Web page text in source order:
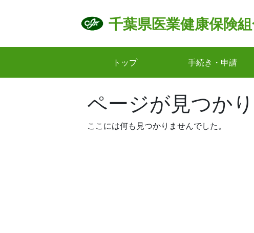
千葉県医業健康保険
トップ 手続き・申請
ページが見つかり
ここには何も見つかりませんでした。